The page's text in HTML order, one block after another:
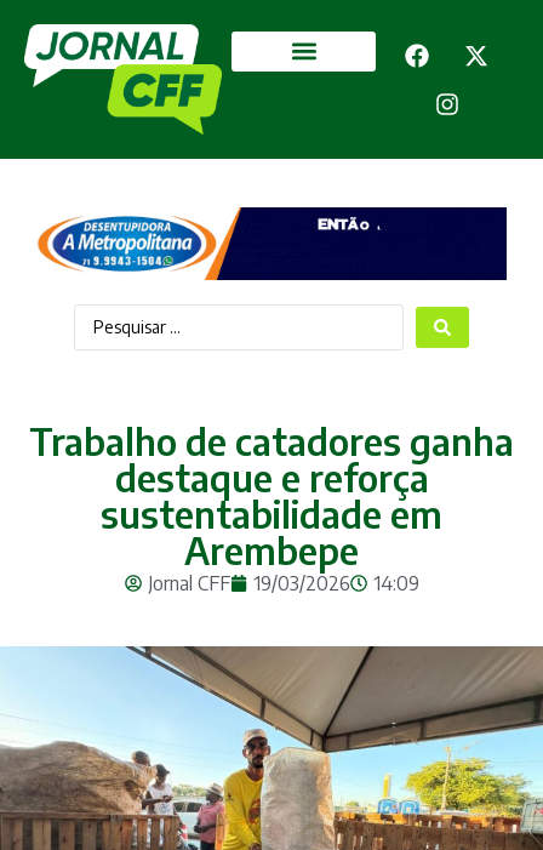
Trabalho de catadores ganha
destaque e reforça
sustentabilidade em
Arembepe
Jornal CFF 19/03/2026 14:09